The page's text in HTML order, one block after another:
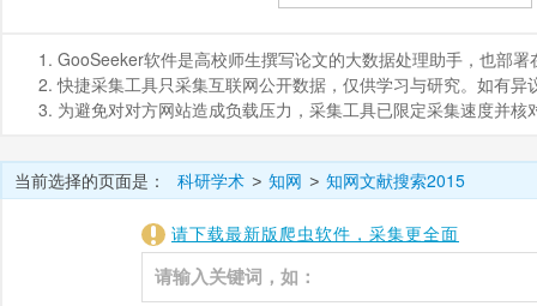
知网文献搜索2018
知网文献搜索2019
知
知网文献搜索2002
知网文献搜索2022 知
1. GooSeeker软件是高校师生撰写论文的大数据处理助手，也部
2. 快捷采集工具只采集互联网公开数据，仅供学习与研究。如有
3. 为避免对对方网站造成负载压力，采集工具已限定采集速度并
当前选择的页面是： 科研学术 > 知网 > 知网文献搜索2015
请下载最新版爬虫软件，采集更全面